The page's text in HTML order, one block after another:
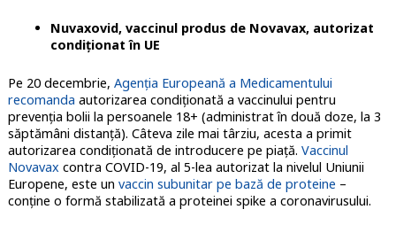
Nuvaxovid, vaccinul produs de Novavax, autorizat
condiționat în UE
Pe 20 decembrie, Agenția Europeană a Medicamentului
recomanda autorizarea condiționată a vaccinului pentru
prevenția bolii la persoanele 18+ (administrat în două doze, la 3
săptămâni distanță). Câteva zile mai târziu, acesta a primit
autorizarea condiționată de introducere pe piață. Vaccinul
Novavax contra COVID-19, al 5-lea autorizat la nivelul Uniunii
Europene, este un vaccin subunitar pe bază de proteine –
conține o formă stabilizată a proteinei spike a coronavirusului.